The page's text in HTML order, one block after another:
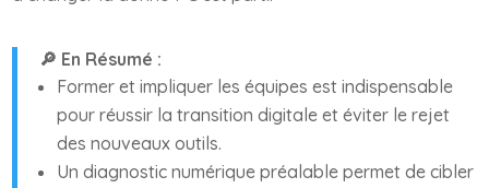
🔎 En Résumé :
Former et impliquer les équipes est indispensable
pour réussir la transition digitale et éviter le rejet
des nouveaux outils.
Un diagnostic numérique préalable permet de cibler